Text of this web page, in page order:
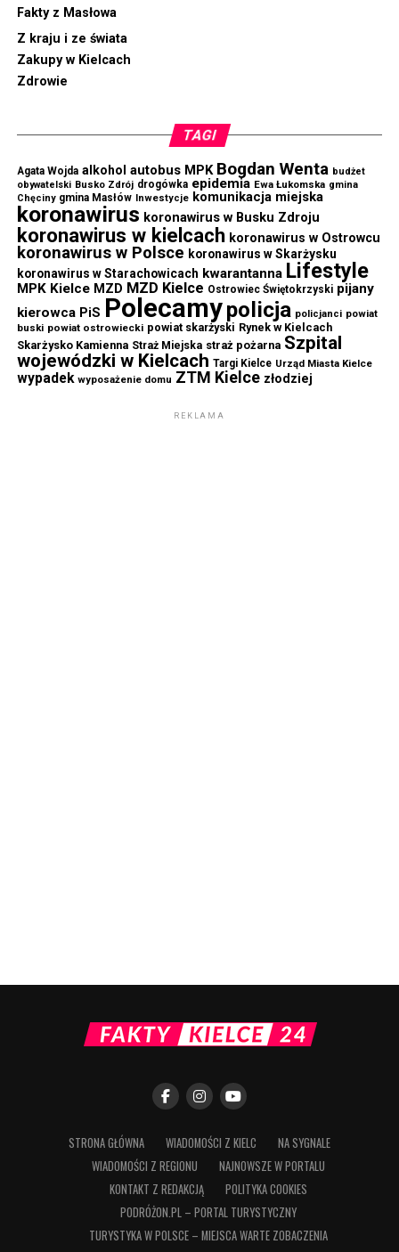
Fakty z Masłowa
Z kraju i ze świata
Zakupy w Kielcach
Zdrowie
TAGI
Agata Wojda alkohol autobus MPK Bogdan Wenta budżet
obywatelski Busko Zdrój drogówka epidemia Ewa Łukomska gmina
Chęciny gmina Masłów Inwestycje komunikacja miejska
koronawirus koronawirus w Busku Zdroju
koronawirus w kielcach koronawirus w Ostrowcu
koronawirus w Polsce koronawirus w Skarżysku
koronawirus w Starachowicach kwarantanna Lifestyle
MPK Kielce MZD MZD Kielce Ostrowiec Świętokrzyski pijany
kierowca PiS Polecamypolicja policjanci powiat
buski powiat ostrowiecki powiat skarżyski Rynek w Kielcach
Skarżysko Kamienna Straż Miejska straż pożarna Szpital
wojewódzki w Kielcach Targi Kielce Urząd Miasta Kielce
wypadek wyposażenie domu ZTM Kielce złodziej
REKLAMA
STRONA GŁÓWNA WIADOMOŚCI Z KIELC
NA SYGNALE
WIADOMOŚCI Z REGIONU
NAJNOWSZE W PORTALU
KONTAKT Z REDAKCJĄ
POLITYKA COOKIES
PODRÓŻON.PL – PORTAL TURYSTYCZNY
TURYSTYKA W POLSCE – MIEJSCA WARTE ZOBACZENIA